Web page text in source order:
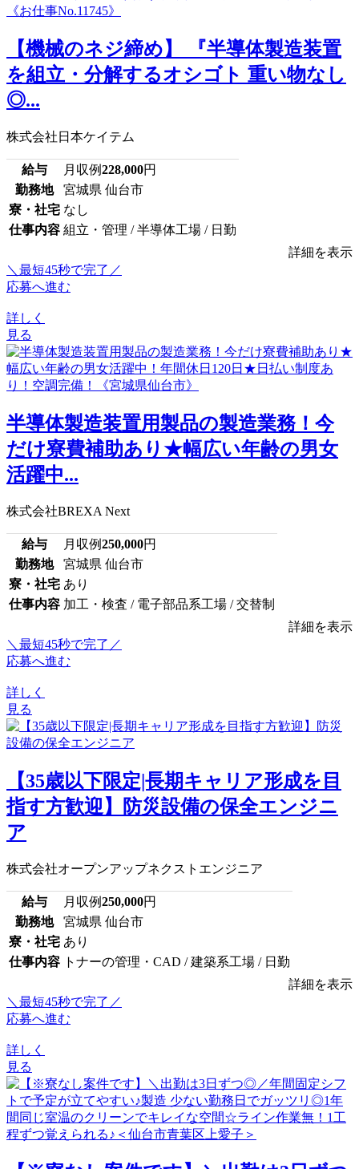
【機械のネジ締め】 『半導体製造装置
を組立・分解するオシゴト 重い物なし
◎...
株式会社日本ケイテム
給与 月収例228,000円
勤務地
宮城県 仙台市
寮・社宅 なし
仕事内容 組立・管理 / 半導体工場 / 日勤
詳細を表示
＼最短45秒で完了／
応募へ進む
詳しく
見る
半導体製造装置用製品の製造業務！今
だけ寮費補助あり★幅広い年齢の男女
活躍中...
株式会社BREXA Next
給与 月収例250,000円
勤務地
宮城県 仙台市
寮・社宅 あり
仕事内容 加工・検査 / 電子部品系工場 / 交替制
詳細を表示
＼最短45秒で完了／
応募へ進む
詳しく
見る
【35歳以下限定|長期キャリア形成を目
指す方歓迎】防災設備の保全エンジニ
ア
株式会社オープンアップネクストエンジニア
給与 月収例250,000円
勤務地
宮城県 仙台市
寮・社宅 あり
仕事内容 トナーの管理・CAD / 建築系工場 / 日勤
詳細を表示
＼最短45秒で完了／
応募へ進む
詳しく
見る